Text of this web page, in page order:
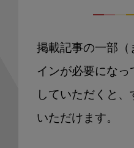
掲載記事の一部（
インが必要にな
していただくと
いただけます。